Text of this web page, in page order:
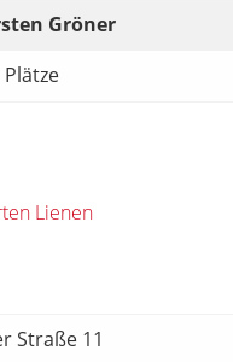
Gröner
Lienen
Straße 11